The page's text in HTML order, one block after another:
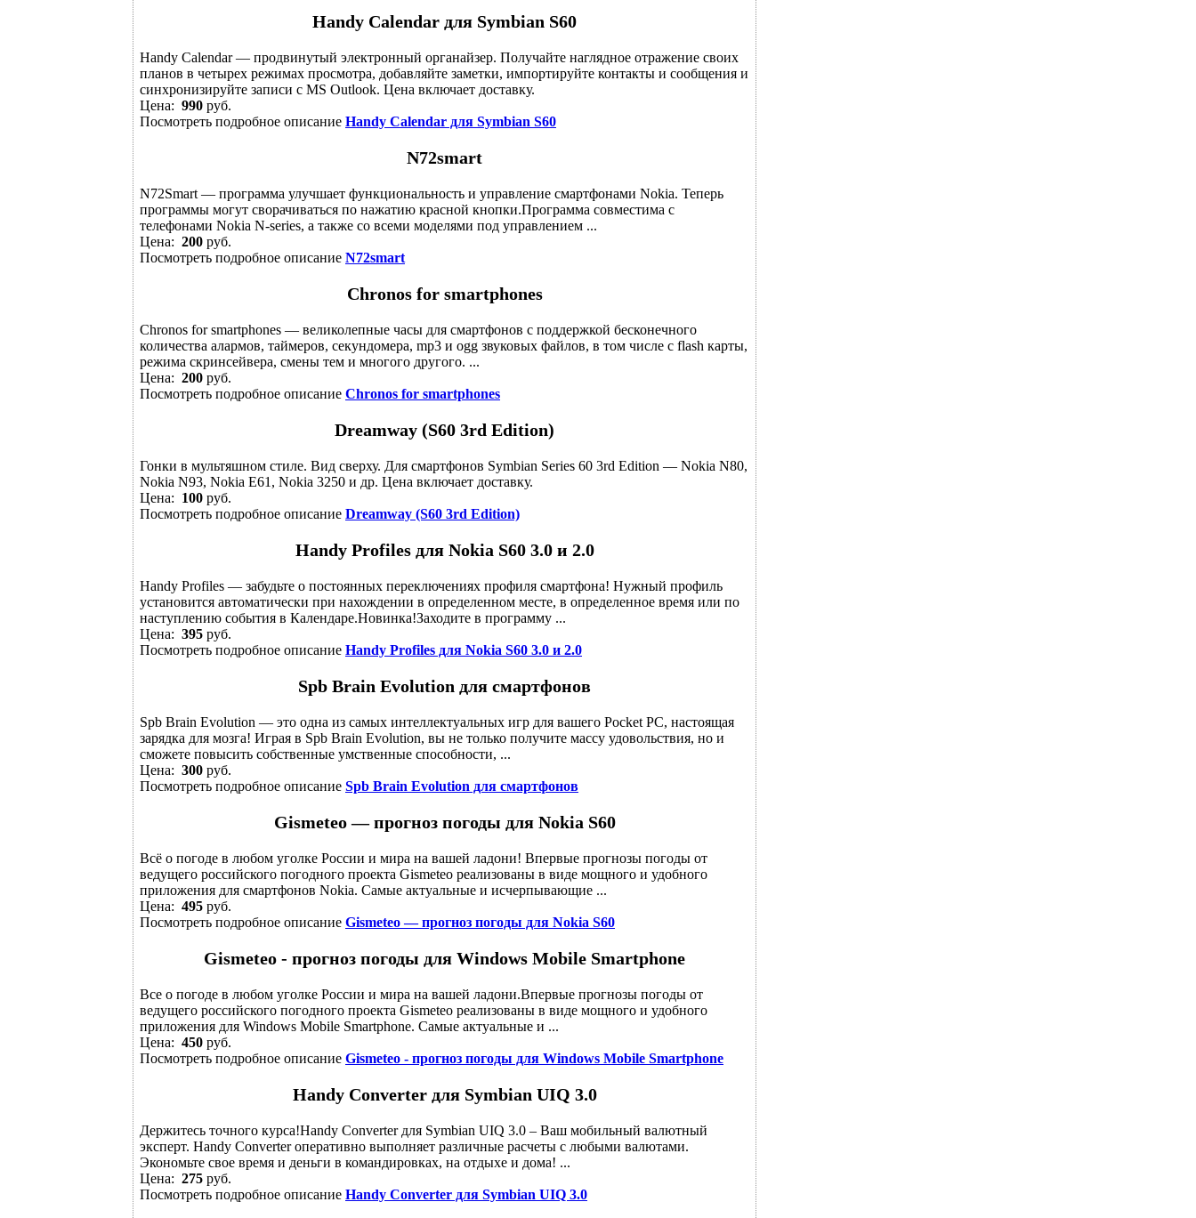
Handy Calendar для Symbian S60
Handy Calendar — продвинутый электронный органайзер. Получайте наглядное отражение своих
планов в четырех режимах просмотра, добавляйте заметки, импортируйте контакты и сообщения и
синхронизируйте записи с MS Outlook. Цена включает доставку.
Цена: 990 руб.
Посмотреть подробное описание Handy Calendar для Symbian S60
N72smart
N72Smart — программа улучшает функциональность и управление смартфонами Nokia. Теперь
программы могут сворачиваться по нажатию красной кнопки.Программа совместима с
телефонами Nokia N-series, а также со всеми моделями под управлением ...
Цена: 200 руб.
Посмотреть подробное описание N72smart
Chronos for smartphones
Chronos for smartphones — великолепные часы для смартфонов с поддержкой бесконечного
количества алармов, таймеров, секундомера, mp3 и ogg звуковых файлов, в том числе с flash карты,
режима скринсейвера, смены тем и многого другого. ...
Цена: 200 руб.
Посмотреть подробное описание Chronos for smartphones
Dreamway (S60 3rd Edition)
Гонки в мультяшном стиле. Вид сверху. Для смартфонов Symbian Series 60 3rd Edition — Nokia N80,
Nokia N93, Nokia E61, Nokia 3250 и др. Цена включает доставку.
Цена: 100 руб.
Посмотреть подробное описание Dreamway (S60 3rd Edition)
Handy Profiles для Nokia S60 3.0 и 2.0
Handy Profiles — забудьте о постоянных переключениях профиля смартфона! Нужный профиль
установится автоматически при нахождении в определенном месте, в определенное время или по
наступлению события в Календаре.Новинка!Заходите в программу ...
Цена: 395 руб.
Посмотреть подробное описание Handy Profiles для Nokia S60 3.0 и 2.0
Spb Brain Evolution для смартфонов
Spb Brain Evolution — это одна из самых интеллектуальных игр для вашего Pocket PC, настоящая
зарядка для мозга! Играя в Spb Brain Evolution, вы не только получите массу удовольствия, но и
сможете повысить собственные умственные способности, ...
Цена: 300 руб.
Посмотреть подробное описание Spb Brain Evolution для смартфонов
Gismeteo — прогноз погоды для Nokia S60
Всё о погоде в любом уголке России и мира на вашей ладони! Впервые прогнозы погоды от
ведущего российского погодного проекта Gismeteo реализованы в виде мощного и удобного
приложения для смартфонов Nokia. Самые актуальные и исчерпывающие ...
Цена: 495 руб.
Посмотреть подробное описание Gismeteo — прогноз погоды для Nokia S60
Gismeteo - прогноз погоды для Windows Mobile Smartphone
Все о погоде в любом уголке России и мира на вашей ладони.Впервые прогнозы погоды от
ведущего российского погодного проекта Gismeteo реализованы в виде мощного и удобного
приложения для Windows Mobile Smartphone. Самые актуальные и ...
Цена: 450 руб.
Посмотреть подробное описание Gismeteo - прогноз погоды для Windows Mobile Smartphone
Handy Converter для Symbian UIQ 3.0
Держитесь точного курса!Handy Converter для Symbian UIQ 3.0 – Ваш мобильный валютный
эксперт. Handy Converter оперативно выполняет различные расчеты с любыми валютами.
Экономьте свое время и деньги в командировках, на отдыхе и дома! ...
Цена: 275 руб.
Посмотреть подробное описание Handy Converter для Symbian UIQ 3.0